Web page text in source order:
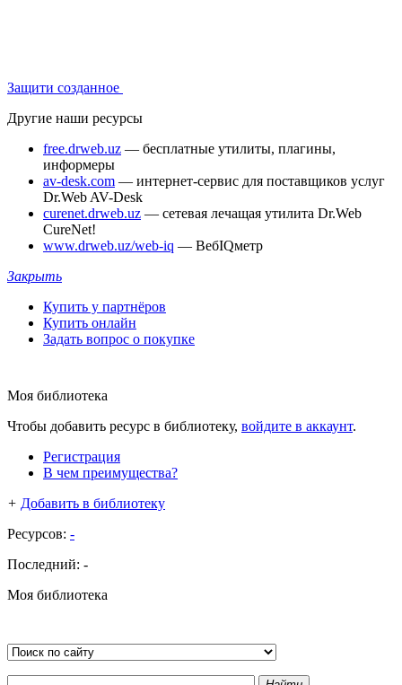
Защити созданное
Другие наши ресурсы
free.drweb.uz — бесплатные утилиты, плагины,
информеры
av-desk.com — интернет-сервис для поставщиков услуг
Dr.Web AV-Desk
curenet.drweb.uz — сетевая лечащая утилита Dr.Web
CureNet!
www.drweb.uz/web-iq — ВебIQметр
Закрыть
Купить у партнёров
Купить онлайн
Задать вопрос о покупке
Моя библиотека
Чтобы добавить ресурс в библиотеку, войдите в аккаунт.
Регистрация
В чем преимущества?
+ Добавить в библиотеку
Ресурсов: -
Последний: -
Моя библиотека